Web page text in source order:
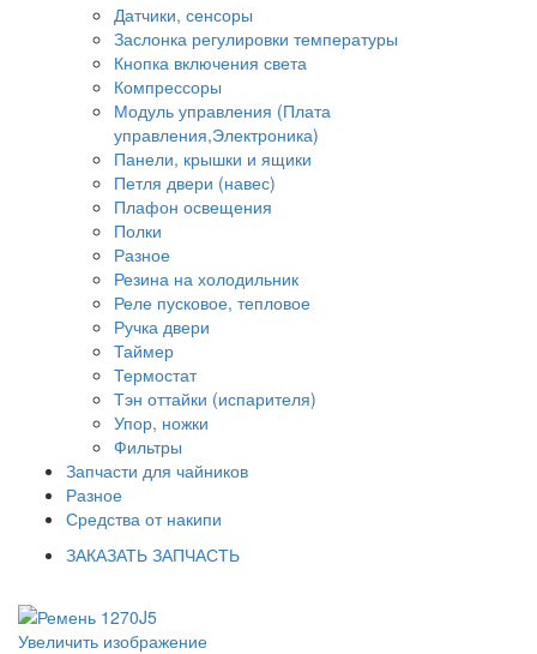
Датчики, сенсоры
Заслонка регулировки температуры
Кнопка включения света
Компрессоры
Модуль управления (Плата
управления,Электроника)
Панели, крышки и ящики
Петля двери (навес)
Плафон освещения
Полки
Разное
Резина на холодильник
Реле пусковое, тепловое
Ручка двери
Таймер
Термостат
Тэн оттайки (испарителя)
Упор, ножки
Фильтры
Запчасти для чайников
Разное
Средства от накипи
ЗАКАЗАТЬ ЗАПЧАСТЬ
Увеличить изображение